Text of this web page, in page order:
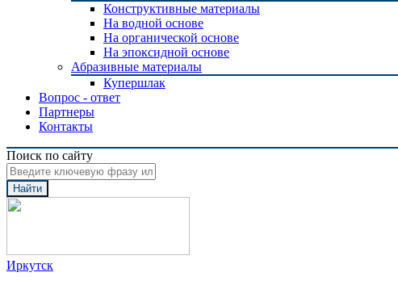
Конструктивные материалы
На водной основе
На органической основе
На эпоксидной основе
Абразивные материалы
Купершлак
Вопрос - ответ
Партнеры
Контакты
Поиск по сайту
Найти
Иркутск